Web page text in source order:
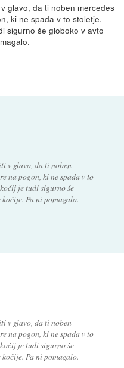
glavo, da ti noben mercedes
ki ne spada v to stoletje.
sigurno še globoko v avto
v glavo, da ti noben
na pogon, ki ne spada v to
je tudi sigurno še
Pa ni pomagalo.
v glavo, da ti noben
na pogon, ki ne spada v to
je tudi sigurno še
Pa ni pomagalo.